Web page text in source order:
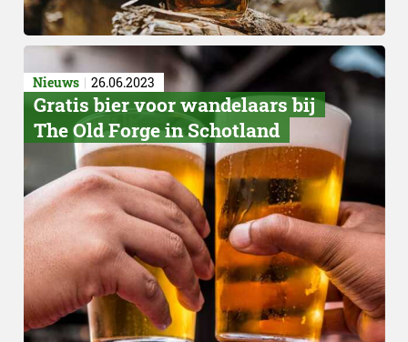
Curieuze
Nieuws 26.06.2023
Gratis bier voor wandelaars bij
The Old Forge in Schotland